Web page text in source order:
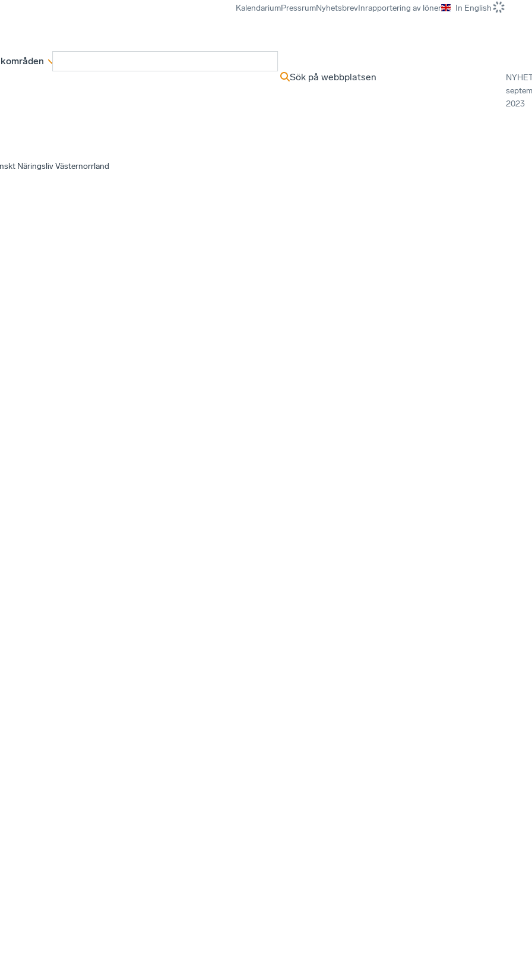
KalendariumPressrumNyhetsbrevInrapportering av löner In English
Sök på webbplatsen
2023
Näringsliv Västernorrland